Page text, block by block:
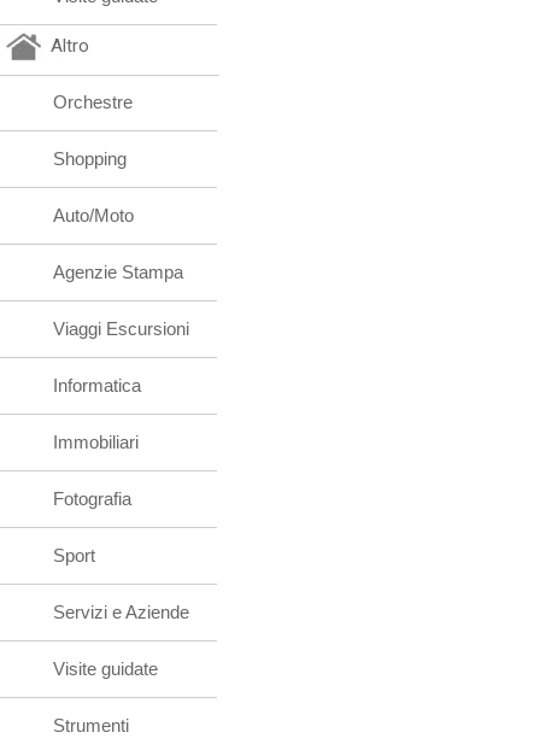
Altro
Orchestre
Shopping
Auto/Moto
Agenzie Stampa
Viaggi Escursioni
Informatica
Immobiliari
Fotografia
Sport
Servizi e Aziende
Visite guidate
Strumenti